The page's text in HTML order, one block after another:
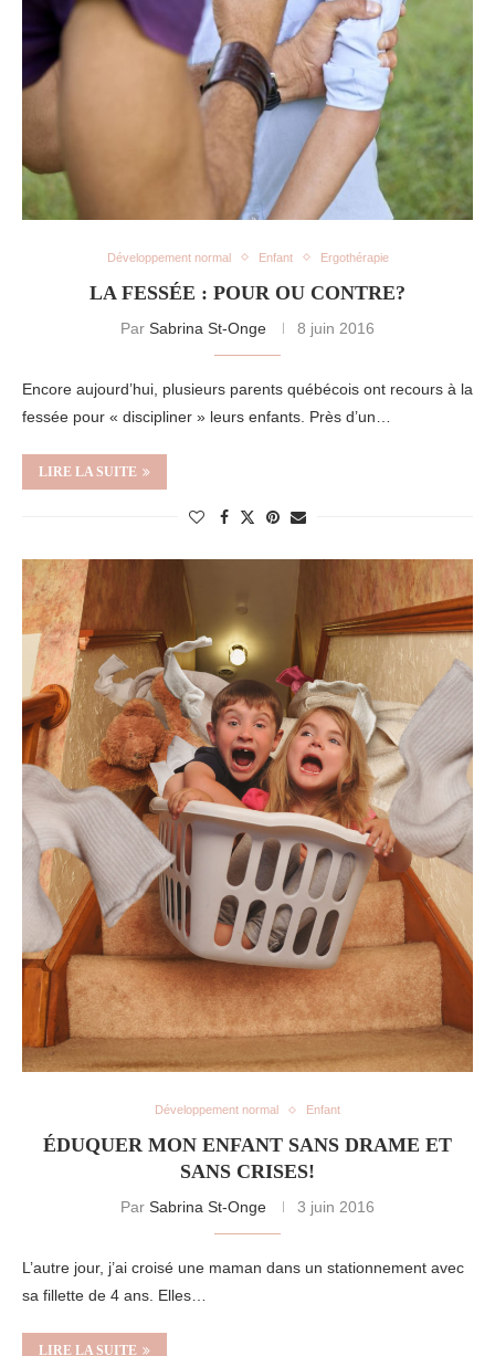
Développement normal Enfant Ergothérapie
LA FESSÉE : POUR OU CONTRE?
Par Sabrina St-Onge 8 juin 2016
Encore aujourd’hui, plusieurs parents québécois ont recours à la
fessée pour « discipliner » leurs enfants. Près d’un…
LIRE LA SUITE
Développement normal Enfant
ÉDUQUER MON ENFANT SANS DRAME ET
SANS CRISES!
Par Sabrina St-Onge 3 juin 2016
L’autre jour, j’ai croisé une maman dans un stationnement avec
sa fillette de 4 ans. Elles…
LIRE LA SUITE